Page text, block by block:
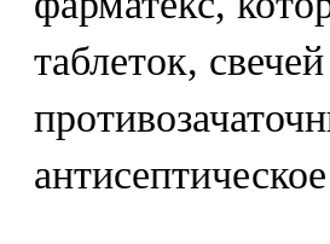
таблеток,